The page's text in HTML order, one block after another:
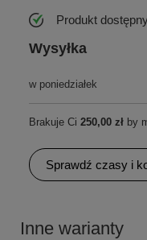
Produkt
Wysyłka
w poniedziałek
Brakuje Ci 250,00 zł by
Sprawdź czasy i
Inne warianty